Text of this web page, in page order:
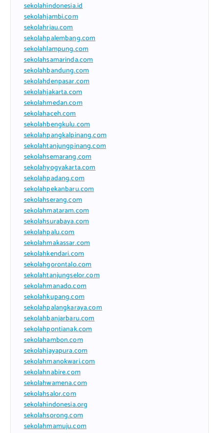
sekolahindonesia.id
sekolahjambi.com
sekolahriau.com
sekolahpalembang.com
sekolahlampung.com
sekolahsamarinda.com
sekolahbandung.com
sekolahdenpasar.com
sekolahjakarta.com
sekolahmedan.com
sekolahaceh.com
sekolahbengkulu.com
sekolahpangkalpinang.com
sekolahtanjungpinang.com
sekolahsemarang.com
sekolahyogyakarta.com
sekolahpadang.com
sekolahpekanbaru.com
sekolahserang.com
sekolahmataram.com
sekolahsurabaya.com
sekolahpalu.com
sekolahmakassar.com
sekolahkendari.com
sekolahgorontalo.com
sekolahtanjungselor.com
sekolahmanado.com
sekolahkupang.com
sekolahpalangkaraya.com
sekolahbanjarbaru.com
sekolahpontianak.com
sekolahambon.com
sekolahjayapura.com
sekolahmanokwari.com
sekolahnabire.com
sekolahwamena.com
sekolahsalor.com
sekolahindonesia.org
sekolahsorong.com
sekolahmamuju.com